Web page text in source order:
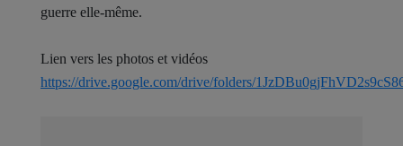
guerre elle-même.
Lien vers les photos et vidéos
https://drive.google.com/drive/folders/